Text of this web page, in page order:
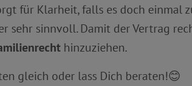
für Klarheit, falls es doch einmal
sehr sinnvoll. Damit der Vertrag
hinzuziehen.
gleich oder lass Dich beraten!😊